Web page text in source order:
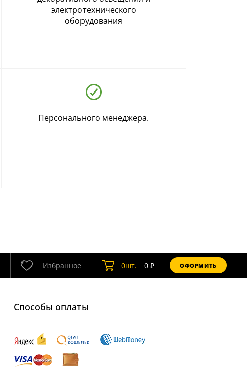
электротехнического
оборудования
Персонального менеджера.
Избранное 0шт. 0₽ ОФОРМИТЬ
Способы оплаты